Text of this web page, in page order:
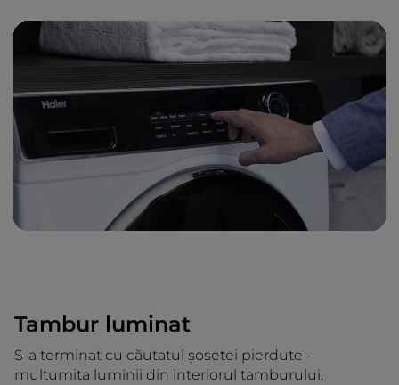
Tambur luminat
S-a terminat cu căutatul șosetei pierdute -
multumita luminii din interiorul tamburului,